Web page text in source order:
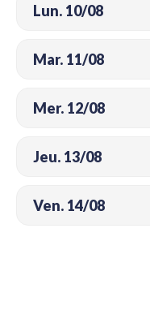
Lun. 10/08
Mar. 11/08
Mer. 12/08
Jeu. 13/08
Ven. 14/08